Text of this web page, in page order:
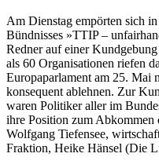
Am Dienstag empörten sich
Bündnisses »TTIP –
Redner auf einer
als 60 Organisationen riefen
Europaparlament am 25. Mai
konsequent ablehnen. Zur
waren Politiker aller im
ihre Position zum Abkommen
Wolfgang Tiefensee,
Fraktion, Heike Hänsel (Die